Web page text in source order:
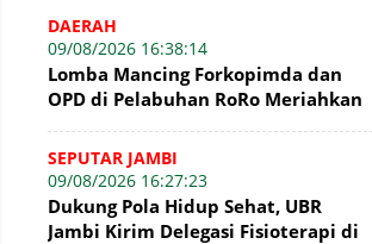
TNI-Polri dan BP
DAERAH
09/08/2026 16:38:14
Lomba Mancing Forkopimda dan
OPD di Pelabuhan RoRo Meriahkan
Barat
SEPUTAR JAMBI
09/08/2026 16:27:23
Dukung Pola Hidup Sehat, UBR
Jambi Kirim Delegasi Fisioterapi di